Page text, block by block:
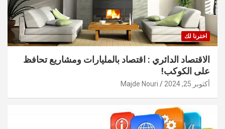
اخترنا لك
الاقتصاد الدائري : اقتصاد بالمليارات ومشاريع تحافظ
على الكوكب!
أكتوبر 25, 2024 Majde Nouri